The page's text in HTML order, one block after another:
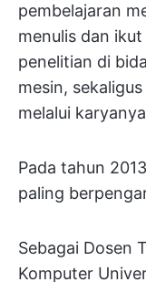
pembelajaran
menulis dan
penelitian di
mesin,
melalui
Pada tahun
paling
Sebagai Dosen
Komputer